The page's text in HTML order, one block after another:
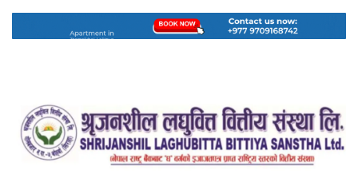
प्रमुख
बैंक-
वित्त